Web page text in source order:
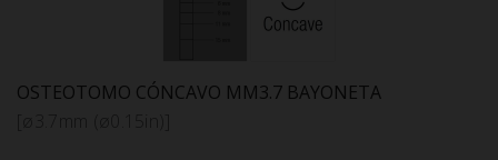
OSTEOTOMO CÓNCAVO MM3.7 BAYONETA